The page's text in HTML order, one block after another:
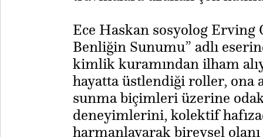
Ece Haskan sosyolog Erving
Benliğin Sunumu” adlı
kimlik kuramından ilham
hayatta üstlendiği roller, ona
sunma biçimleri üzerine
deneyimlerini, kolektif
harmanlayarak bireysel